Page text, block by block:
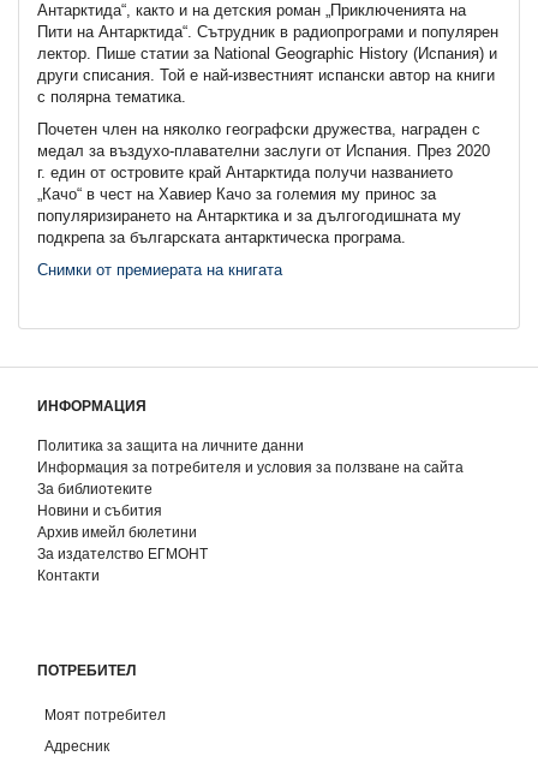
Антарктида“, както и на детския роман „Приключенията на
Пити на Антарктида“. Сътрудник в радиопрограми и популярен
лектор. Пише статии за National Geographic History (Испания) и
други списания. Той е най-известният испански автор на книги
с полярна тематика.
Почетен член на няколко географски дружества, награден с
медал за въздухо-плавателни заслуги от Испания. През 2020
г. един от островите край Антарктида получи названието
„Качо“ в чест на Хавиер Качо за големия му принос за
популяризирането на Антарктика и за дългогодишната му
подкрепа за българската антарктическа програма.
Снимки от премиерата на книгата
ИНФОРМАЦИЯ
Политика за защита на личните данни
Информация за потребителя и условия за ползване на сайта
За библиотеките
Новини и събития
Архив имейл бюлетини
За издателство ЕГМОНТ
Контакти
ПОТРЕБИТЕЛ
Моят потребител
Адресник